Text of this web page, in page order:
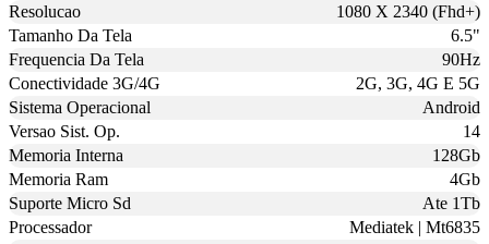
Resolucao
1080 X 2340 (Fhd+)
Tamanho Da Tela
6.5"
Frequencia Da Tela
90Hz
Conectividade 3G/4G
2G, 3G, 4G E 5G
Sistema Operacional
Android
Versao Sist. Op.
14
Memoria Interna
128Gb
Memoria Ram
4Gb
Suporte Micro Sd
Ate 1Tb
Processador
Mediatek | Mt6835